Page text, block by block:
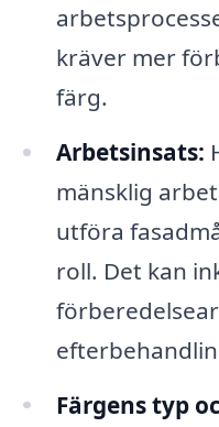
kräver mer
färg.
Arbetsinsats:
mänsklig
utföra
roll. Det kan
Färgens typ